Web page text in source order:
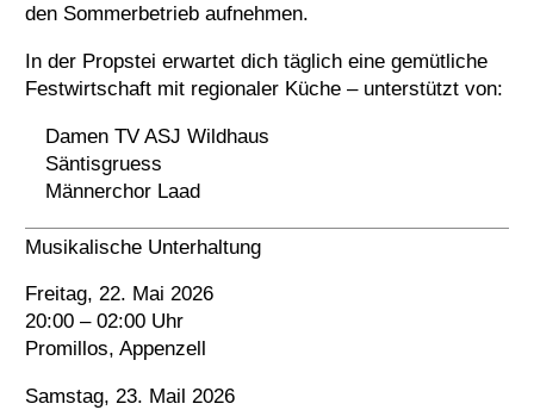
den Sommerbetrieb aufnehmen.
In der Propstei erwartet dich täglich eine gemütliche
Festwirtschaft mit regionaler Küche – unterstützt von:
Damen TV ASJ Wildhaus
Säntisgruess
Männerchor Laad
Musikalische Unterhaltung
Freitag, 22. Mai 2026
20:00 – 02:00 Uhr
Promillos, Appenzell
Samstag, 23. Mail 2026